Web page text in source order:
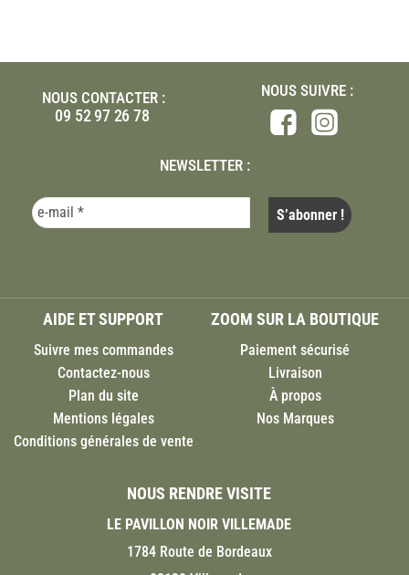
NOUS CONTACTER :
09 52 97 26 78
NOUS SUIVRE :
NEWSLETTER :
AIDE ET SUPPORT
Suivre mes commandes
Contactez-nous
Plan du site
Mentions légales
Conditions générales de vente
ZOOM SUR LA BOUTIQUE
Paiement sécurisé
Livraison
À propos
Nos Marques
NOUS RENDRE VISITE
LE PAVILLON NOIR VILLEMADE
1784 Route de Bordeaux